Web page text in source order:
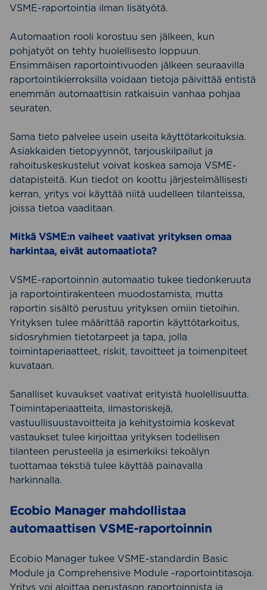
VSME-raportointia ilman lisätyötä.
Automaation rooli korostuu sen jälkeen, kun
pohjatyöt on tehty huolellisesto loppuun.
Ensimmäisen raportointivuoden jälkeen seuraavilla
raportointikierroksilla voidaan tietoja päivittää entistä
enemmän automaattisin ratkaisuin vanhaa pohjaa
seuraten.
Sama tieto palvelee usein useita käyttötarkoituksia.
Asiakkaiden tietopyynnöt, tarjouskilpailut ja
rahoituskeskustelut voivat koskea samoja VSME-
datapisteitä. Kun tiedot on koottu järjestelmällisesti
kerran, yritys voi käyttää niitä uudelleen tilanteissa,
joissa tietoa vaaditaan.
Mitkä VSME:n vaiheet vaativat yrityksen omaa
harkintaa, eivät automaatiota?
VSME-raportoinnin automaatio tukee tiedonkeruuta
ja raportointirakenteen muodostamista, mutta
raportin sisältö perustuu yrityksen omiin tietoihin.
Yrityksen tulee määrittää raportin käyttötarkoitus,
sidosryhmien tietotarpeet ja tapa, jolla
toimintaperiaatteet, riskit, tavoitteet ja toimenpiteet
kuvataan.
Sanalliset kuvaukset vaativat erityistä huolellisuutta.
Toimintaperiaatteita, ilmastoriskejä,
vastuullisuustavoitteita ja kehitystoimia koskevat
vastaukset tulee kirjoittaa yrityksen todellisen
tilanteen perusteella ja esimerkiksi tekoälyn
tuottamaa tekstiä tulee käyttää painavalla
harkinnalla.
Ecobio Manager mahdollistaa
automaattisen VSME-raportoinnin
Ecobio Manager tukee VSME-standardin Basic
Module ja Comprehensive Module -raportointitasoja.
Yritys voi aloittaa perustason raportoinnista ja